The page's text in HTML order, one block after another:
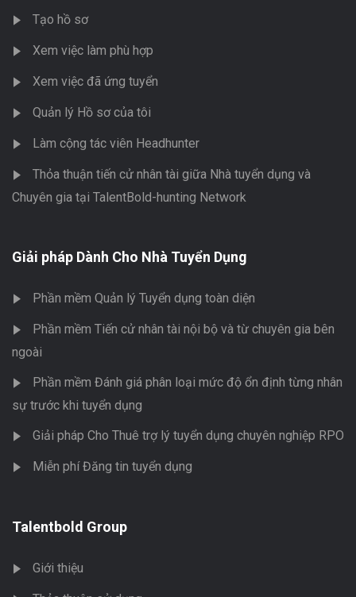
Tạo hồ sơ
Xem việc làm phù hợp
Xem việc đã ứng tuyển
Quản lý Hồ sơ của tôi
Làm cộng tác viên Headhunter
Thỏa thuận tiến cử nhân tài giữa Nhà tuyển dụng và
Chuyên gia tại TalentBold-hunting Network
Giải pháp Dành Cho Nhà Tuyển Dụng
Phần mềm Quản lý Tuyển dụng toàn diện
Phần mềm Tiến cử nhân tài nội bộ và từ chuyên gia bên
ngoài
Phần mềm Đánh giá phân loại mức độ ổn định từng nhân
sự trước khi tuyển dụng
Giải pháp Cho Thuê trợ lý tuyển dụng chuyên nghiệp RPO
Miễn phí Đăng tin tuyển dụng
Talentbold Group
Giới thiệu